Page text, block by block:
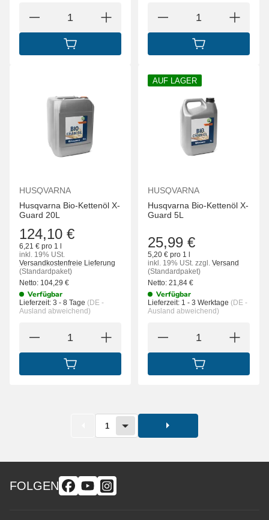
IN DEN WARENKORB IN DEN
HUSQVARNA
Husqvarna Bio-Kettenöl X-
Guard 20L
124,10 €
6,21 € pro 1 l
inkl. 19% USt.
Versandkostenfreie Lieferung
(Standardpaket)
Netto: 104,29 €
Verfügbar
Lieferzeit: 3 - 8 Tage (DE -
Ausland abweichend)
IN DEN WARENKORB
AUF LAGER
HUSQVARNA
Husqvarna Bio-Kettenöl X-
Guard 5L
25,99 €
5,20 € pro 1 l
inkl. 19% USt. zzgl. Versand
(Standardpaket)
Netto: 21,84 €
Verfügbar
Lieferzeit: 1 - 3 Werktage (DE -
Ausland abweichend)
IN DEN
1
FOLGEN